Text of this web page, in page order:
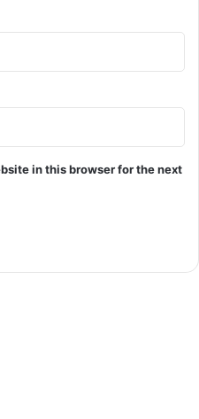
in this browser for the next